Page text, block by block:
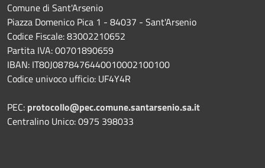
Comune di Sant'Arsenio
Piazza Domenico Pica 1 - 84037 - Sant'Arsenio
Codice Fiscale: 83002210652
Partita IVA: 00701890659
IBAN: IT80J0878476440010002100100
Codice univoco ufficio: UF4Y4R
PEC: protocollo@pec.comune.santarsenio.sa.it
Centralino Unico: 0975 398033